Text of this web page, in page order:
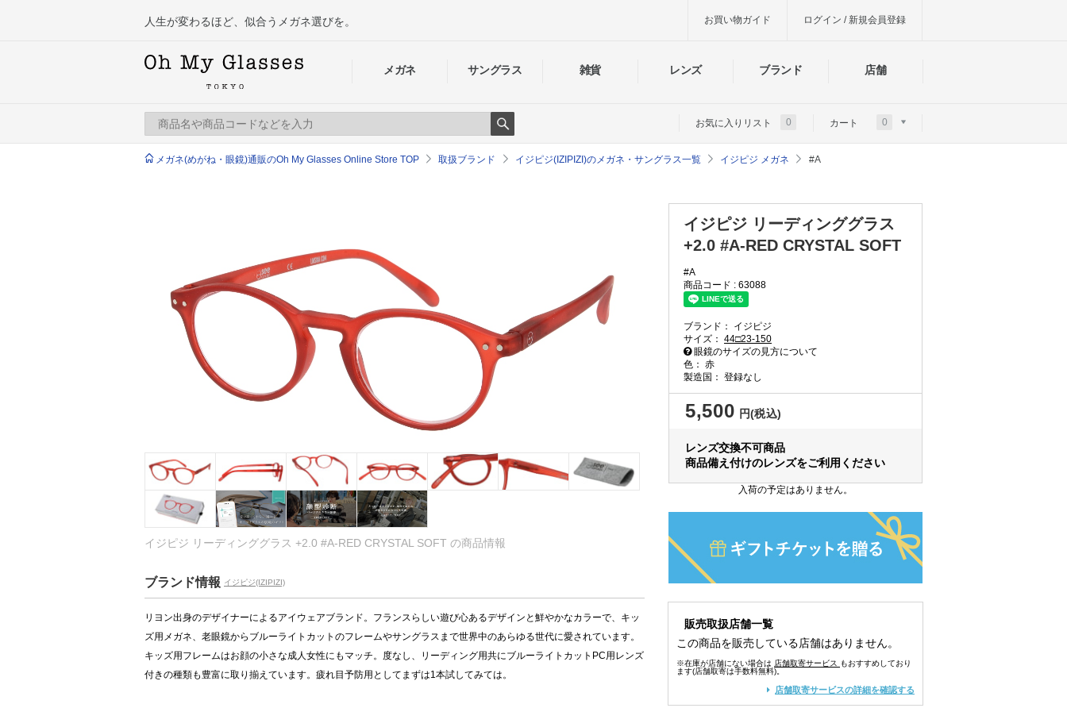
メガネ サングラス 雑貨 レンズ ブランド 店舗
人生が変わるほど、似合うメガネ選びを。 お買い物ガイド ログイン / 新規会員登録
Search
お気に入りリスト 0 カート 0
メガネ(めがね・眼鏡)通販のOh My Glasses Online Store TOP 取扱ブランド イジピジ(IZIPIZI)のメガネ・サングラス一覧 イジピジ メガネ #A
イジピジ リーディンググラス
+2.0 #A-RED CRYSTAL SOFT
#A
商品コード : 63088
ブランド： イジピジ
サイズ： 44□23-150
眼鏡のサイズの見方について
色： 赤
製造国： 登録なし
イジピジ リーディンググラス +2.0 #A-RED CRYSTAL SOFT の商品情報
ブランド情報 イジピジ(IZIPIZI)
リヨン出身のデザイナーによるアイウェアブランド。フランスらしい遊び心あるデザインと鮮やかなカラーで、キッ
ズ用メガネ、老眼鏡からブルーライトカットのフレームやサングラスまで世界中のあらゆる世代に愛されています。
キッズ用フレームはお顔の小さな成人女性にもマッチ。度なし、リーディング用共にブルーライトカットPC用レンズ
付きの種類も豊富に取り揃えています。疲れ目予防用としてまずは1本試してみては。
5,500 円(税込)
レンズ交換不可商品
商品備え付けのレンズをご利用ください
入荷の予定はありません。
販売取扱店舗一覧
この商品を販売している店舗はありません。
※在庫が店舗にない場合は 店舗取寄サービス
もおすすめしており
ます(店舗取寄は手数料無料)。
店舗取寄サービスの詳細を確認する